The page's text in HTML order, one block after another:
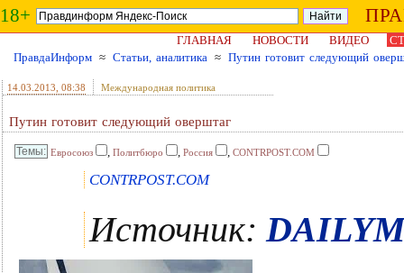
18+
ГЛАВНАЯ НОВОСТИ ВИДЕО
ПравдаИнформ ≈ Статьи, аналитика ≈ Путин готовит следующий
14.03.2013 , 08:38 Международная политика
Путин готовит следующий оверштаг
Евросоюз , Политбюро , Россия , CONTRPOST.COM
CONTRPOST.COM
Источник: